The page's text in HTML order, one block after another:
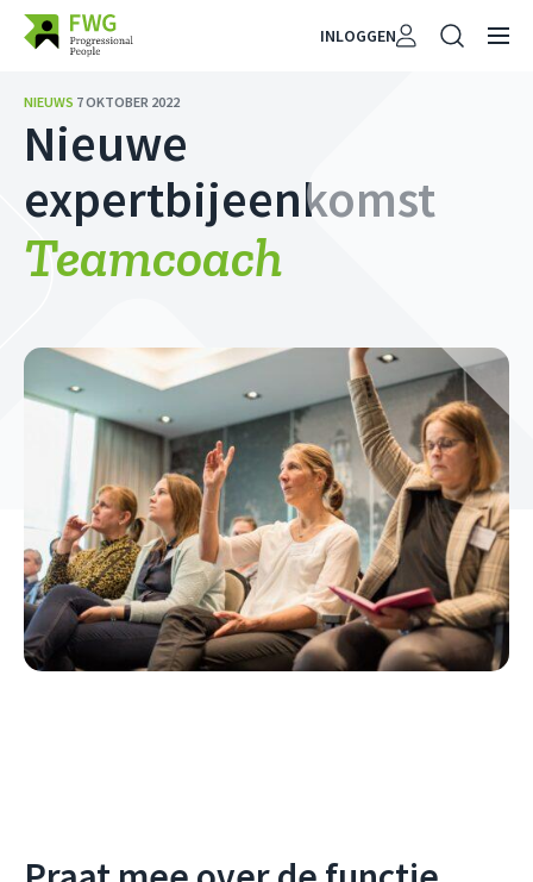
INLOGGEN
NIEUWS 7 OKTOBER 2022
Nieuwe
expertbijeenkomst
Teamcoach